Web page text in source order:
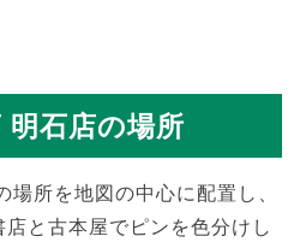
明石店の場所
場所を地図の中心に配置し、
と古本屋でピンを色分けし